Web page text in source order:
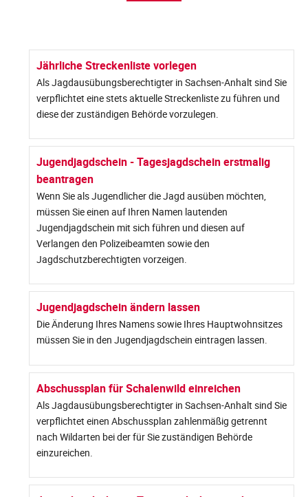
Jährliche Streckenliste vorlegen
Als Jagdausübungsberechtigter in Sachsen-Anhalt sind Sie
verpflichtet eine stets aktuelle Streckenliste zu führen und
diese der zuständigen Behörde vorzulegen.
Jugendjagdschein - Tagesjagdschein erstmalig
beantragen
Wenn Sie als Jugendlicher die Jagd ausüben möchten,
müssen Sie einen auf Ihren Namen lautenden
Jugendjagdschein mit sich führen und diesen auf
Verlangen den Polizeibeamten sowie den
Jagdschutzberechtigten vorzeigen.
Jugendjagdschein ändern lassen
Die Änderung Ihres Namens sowie Ihres Hauptwohnsitzes
müssen Sie in den Jugendjagdschein eintragen lassen.
Abschussplan für Schalenwild einreichen
Als Jagdausübungsberechtigter in Sachsen-Anhalt sind Sie
verpflichtet einen Abschussplan zahlenmäßig getrennt
nach Wildarten bei der für Sie zuständigen Behörde
einzureichen.